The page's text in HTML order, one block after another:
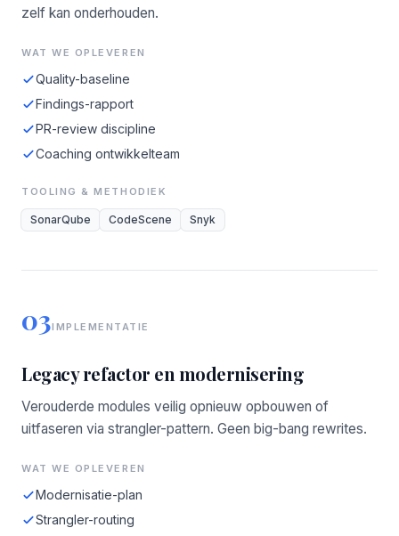
zelf kan onderhouden.
WAT WE OPLEVEREN
Quality-baseline
Findings-rapport
PR-review discipline
Coaching ontwikkelteam
TOOLING & METHODIEK
SonarQube CodeScene Snyk
03IMPLEMENTATIE
Legacy refactor en modernisering
Verouderde modules veilig opnieuw opbouwen of
uitfaseren via strangler-pattern. Geen big-bang rewrites.
WAT WE OPLEVEREN
Modernisatie-plan
Strangler-routing